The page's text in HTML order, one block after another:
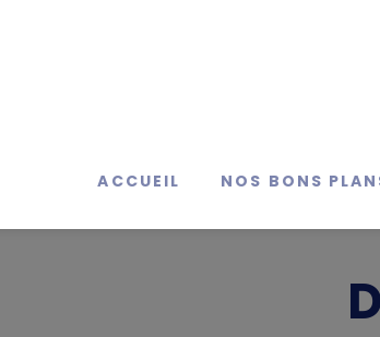
ACCUEIL NOS BONS